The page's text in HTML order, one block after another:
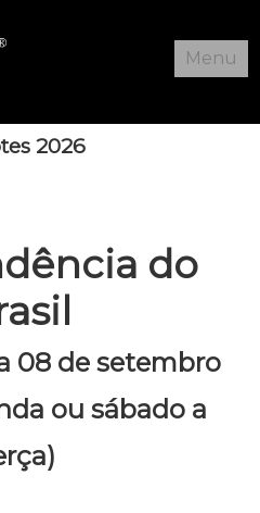
Menu
2026
do
08 de setembro
ou sábado a